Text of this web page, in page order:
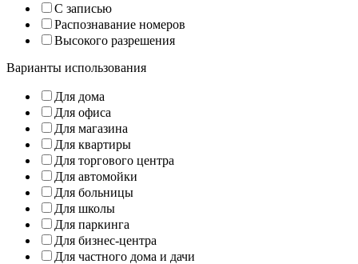
С записью
Распознавание номеров
Высокого разрешения
Варианты использования
Для дома
Для офиса
Для магазина
Для квартиры
Для торгового центра
Для автомойки
Для больницы
Для школы
Для паркинга
Для бизнес-центра
Для частного дома и дачи